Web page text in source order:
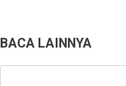
BACA LAINNYA